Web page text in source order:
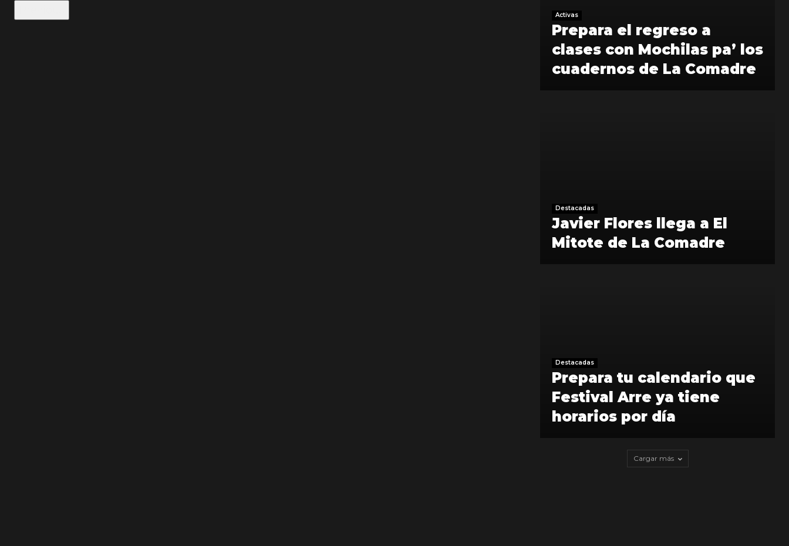
Activas
Prepara el regreso a
clases con Mochilas pa’ los
cuadernos de La Comadre
Destacadas
Javier Flores llega a El
Mitote de La Comadre
Destacadas
Prepara tu calendario que
Festival Arre ya tiene
horarios por día
Cargar más